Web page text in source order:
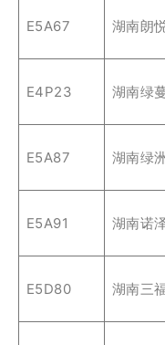
E5A67 湖南朗
E4P23 湖南绿
E5A87 湖南绿
E5A91 湖南诺
E5D80 湖南三